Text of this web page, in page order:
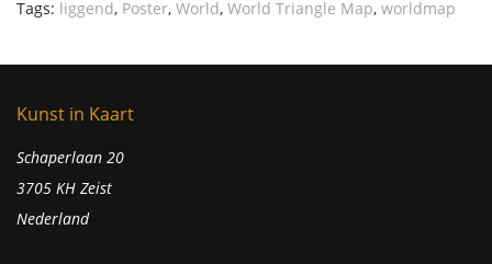
Tags: liggend, Poster, World, World Triangle Map, worldmap
Kunst in Kaart
Schaperlaan 20
3705 KH Zeist
Nederland